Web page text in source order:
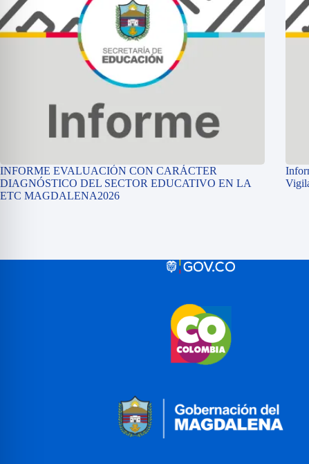
INFORME EVALUACIÓN CON CARÁCTER
DIAGNÓSTICO DEL SECTOR EDUCATIVO EN LA
ETC MAGDALENA2026